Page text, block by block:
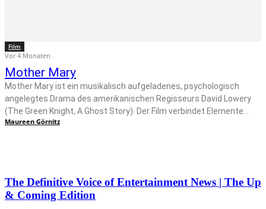
Film
Vor 4 Monaten
Mother Mary
Mother Mary ist ein musikalisch aufgeladenes, psychologisch
angelegtes Drama des amerikanischen Regisseurs David Lowery
(The Green Knight, A Ghost Story). Der Film verbindet Elemente...
Maureen Görnitz
The Definitive Voice of Entertainment News | The Up
& Coming Edition